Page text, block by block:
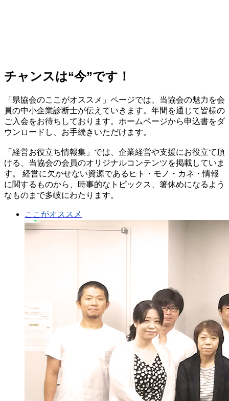
チャンスは“今”です！
「県協会のここがオススメ」ページでは、当協会の魅力を会
員の中小企業診断士が伝えていきます。年間を通じて皆様の
ご入会をお待ちしております。ホームページから申込書をダ
ウンロードし、お手続きいただけます。
「経営お役立ち情報集」では、企業経営や支援にお役立て頂
ける、当協会の会員のオリジナルコンテンツを掲載していま
す。 経営に欠かせない資源であるヒト・モノ・カネ・情報
に関するものから、時事的なトピックス、箸休めになるよう
なものまで多岐にわたります。
ここがオススメ